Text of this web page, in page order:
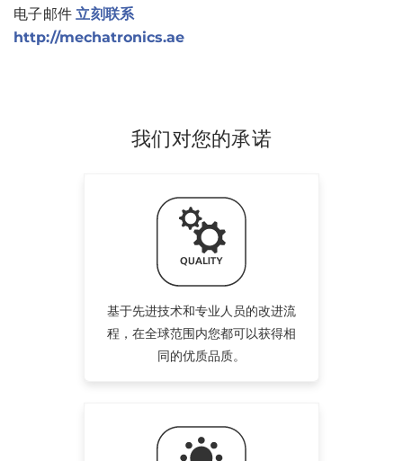
电子邮件立刻联系
http://mechatronics.ae
我们对您的承诺
基于先进技术和专业人员的改进流
程，在全球范围内您都可以获得相
同的优质品质。